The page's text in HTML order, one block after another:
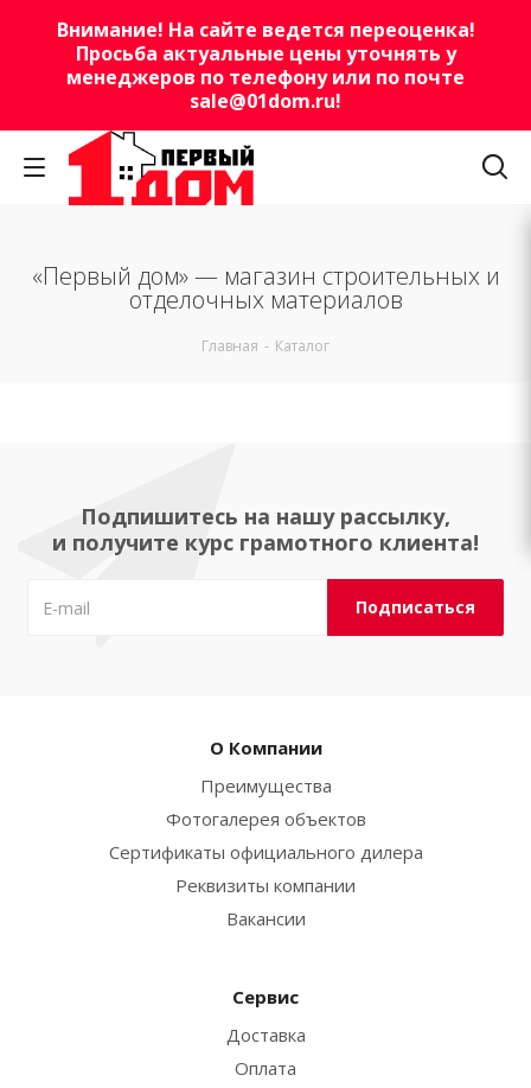
Внимание! На сайте ведется переоценка!
Просьба актуальные цены уточнять у
менеджеров по телефону или по почте
sale@01dom.ru!
«Первый дом» — магазин строительных и
отделочных материалов
Главная - Каталог
Подпишитесь на нашу рассылку,
и получите курс грамотного клиента!
О Компании
Преимущества
Фотогалерея объектов
Сертификаты официального дилера
Реквизиты компании
Вакансии
Сервис
Доставка
Оплата